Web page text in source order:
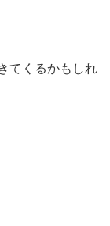
てくるかもしれ